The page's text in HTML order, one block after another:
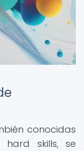
conocidas
skills, se